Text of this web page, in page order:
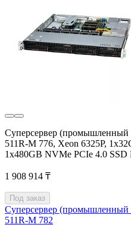
Суперсервер (промышленный
511R-M 776, Xeon 6325P,
1x480GB NVMe PCIe 4.0
1 908 914 ₸
Под заказ
Суперсервер (промышленный
511R-M 782